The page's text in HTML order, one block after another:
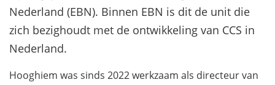
Nederland (EBN). Binnen EBN is dit de unit die
zich bezighoudt met de ontwikkeling van CCS in
Nederland.
Hooghiem was sinds 2022 werkzaam als directeur van